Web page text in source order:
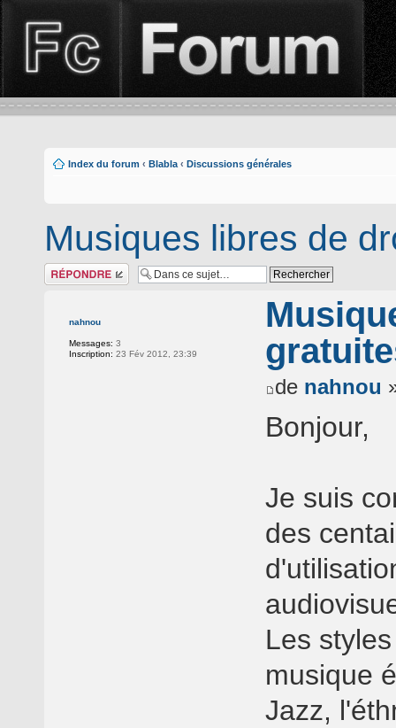
Index du forum ‹ Blabla ‹ Discussions générales
Musiques libres de
Répondre
nahnou
Messages: 3
Inscription: 23 Fév 2012, 23:39
de nahnou
Bonjour,
Je suis
des
Les
musique
Jazz,